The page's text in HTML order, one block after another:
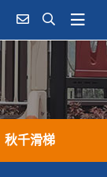
秋千滑梯